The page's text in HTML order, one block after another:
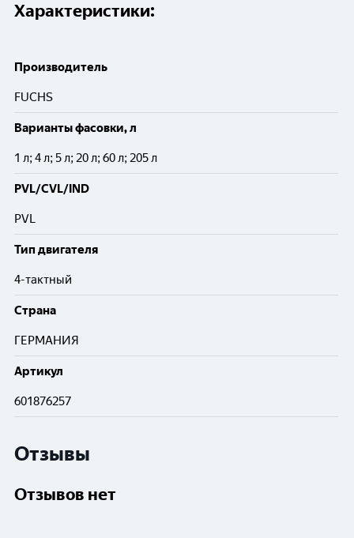
Характеристики:
Производитель
FUCHS
Варианты фасовки, л
1 л; 4 л; 5 л; 20 л; 60 л; 205 л
PVL/CVL/IND
PVL
Тип двигателя
4-тактный
Cтрана
ГЕРМАНИЯ
Артикул
601876257
Отзывы
Отзывов нет